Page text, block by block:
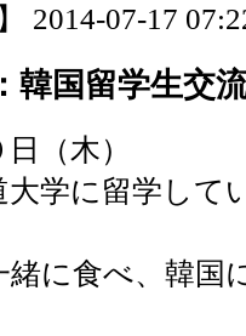
2014-07-17
韓国留学生交
（木）
大学に留学して
緒に食べ、韓国